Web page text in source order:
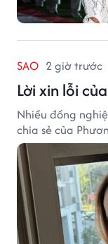
SAO 2 giờ trước
Lời xin lỗi
Nhiều đồng
chia sẻ của